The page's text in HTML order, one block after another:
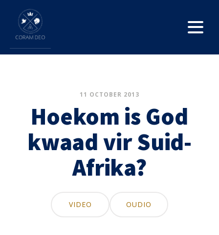
11 OCTOBER 2013
Hoekom is God
kwaad vir Suid-
Afrika?
VIDEO OUDIO